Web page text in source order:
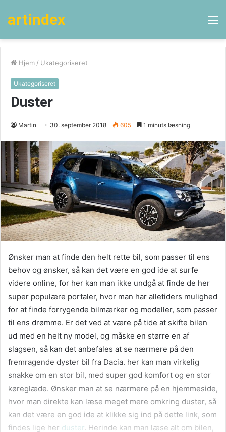
artindex
Hjem / Ukategoriseret
Ukategoriseret
Duster
Martin 30. september 2018 605 1 minuts læsning
Ønsker man at finde den helt rette bil, som passer til ens
behov og ønsker, så kan det være en god ide at surfe
videre online, for her kan man ikke undgå at finde de her
super populære portaler, hvor man har alletiders mulighed
for at finde forrygende bilmærker og modeller, som passer
til ens drømme. Er det ved at være på tide at skifte bilen
ud med en helt ny model, og måske en større en af
slagsen, så kan det anbefales at se nærmere på den
fremragende dyster bil fra Dacia. her kan man virkelig
snakke om en stor bil, med super god komfort og en stor
køreglæde. Ønsker man at se nærmere på en hjemmeside,
hvor man direkte kan læse meget mere omkring duster, så
kan det være en god ide at klikke sig ind på dette link, som
findes lige her duster. Herinde kan man læse alt om bilen,